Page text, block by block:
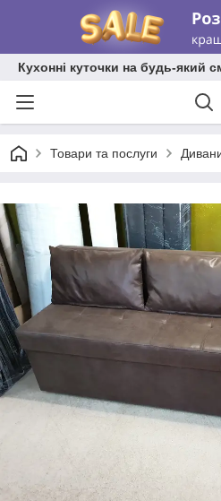
Кухонні куточки на будь-який
Товари та послуги